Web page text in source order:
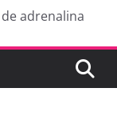
adrenalina